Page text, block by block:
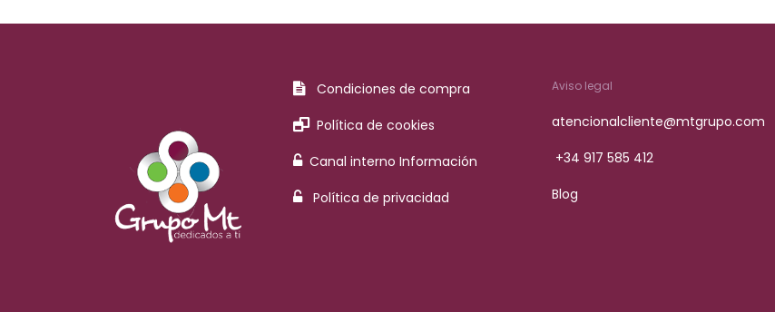
Condiciones de compra
Política de cookies
Canal interno Información
Política de privacidad
Aviso legal
atencionalcliente@mtgrupo.com
+34 917 585 412
Blog